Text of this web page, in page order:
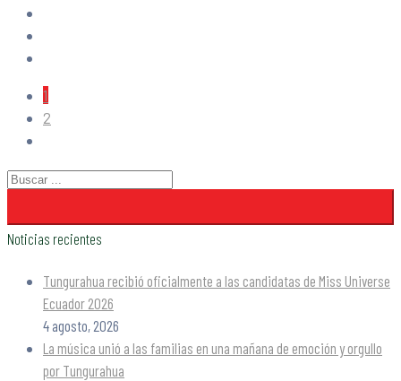
1
2
Noticias recientes
Tungurahua recibió oficialmente a las candidatas de Miss Universe
Ecuador 2026
4 agosto, 2026
La música unió a las familias en una mañana de emoción y orgullo
por Tungurahua